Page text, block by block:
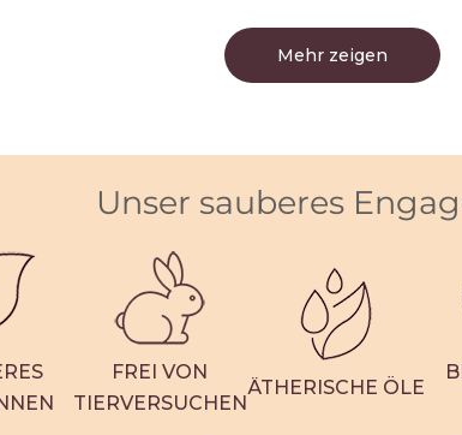
Mehr zeigen
Unser sauberes
FREI VON
TIERVERSUCHEN
ÄTHERISCHE ÖLE